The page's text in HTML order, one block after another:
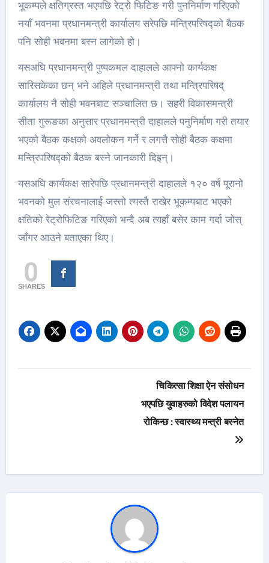
भूकम्पले क्षतिग्रस्त भएपछि रेट्रो फिटिङ गरी पुननिर्माण गरिएको
नयाँ भवनमा प्रधानमन्त्री कार्यालय सरेपछि मन्त्रिपरिषद्को बैठक
पनि सोही भवनमा बस्न लागेको हो।
यसअघि प्रधानमन्त्री पुष्पकमल दाहालले आफ्नो कार्यकक्ष
सारिसकेका छन् भने अहिले प्रधानमन्त्री तथा मन्त्रिपरिषद्
कार्यालय नै सोही भवनबाट सञ्चालित छ। सहरी विकासमन्त्री
सीता गुरूङका अनुसार प्रधानमन्त्री दाहालले पनुनिर्माण गरी तयार
भएको बैठक कक्षको अवलोकन गर्ने र लगत्तै सोही बैठक कक्षमा
मन्त्रिपरिषद्को बैठक बस्ने जानकारी दिइन्।
यसअघि कार्यकक्ष सारेपछि प्रधानमन्त्री दाहालले १२० वर्ष पूरानो
भवनको मुल संरचनालाई जस्तो त्यस्तै राखेर भूकम्पबाट भएको
क्षतिको रेट्रोफिटिङ गरिएको भन्दै अब त्यहाँ बसेर काम गर्दा जोस्
जाँगर आउने बताएका थिए।
0
SHARES
चिकित्सा शिक्षा ऐन संसोधन
भएपछि युवाहरुको विदेश पलायन
रोकिन्छ : स्वास्थ्य मन्त्री बस्नेत